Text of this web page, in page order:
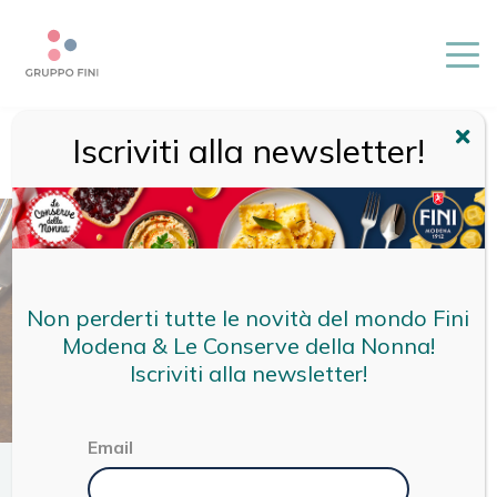
/MAGAZINE/CUCINA /TRIPPA ALLA PARMIGIANA:
TRADIZIONE E SAPORI DELLA CUCINA PARMENSE
Iscriviti alla newsletter!
Non perderti tutte le novità del mondo Fini
Modena & Le Conserve della Nonna!
Iscriviti alla newsletter!
Email